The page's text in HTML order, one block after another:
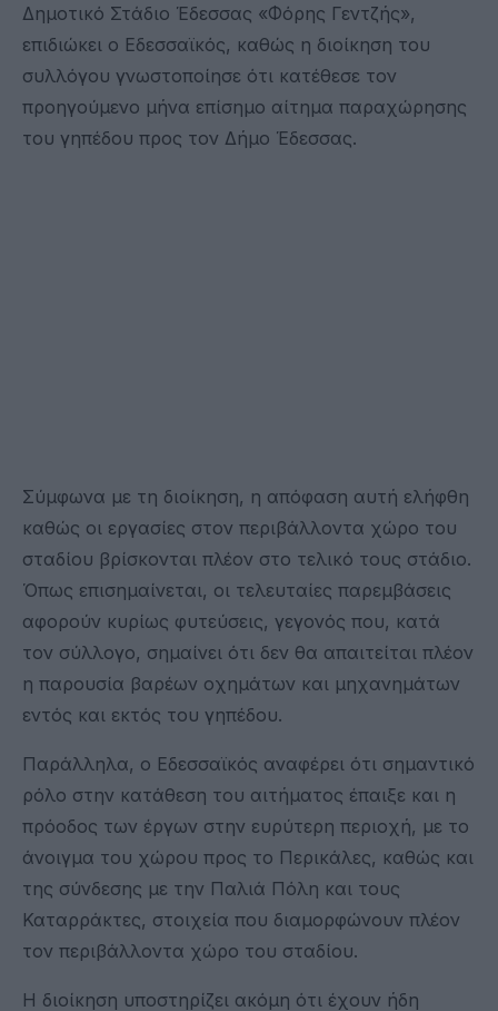
Δημοτικό Στάδιο Έδεσσας «Φόρης Γεντζής»,
επιδιώκει ο Εδεσσαϊκός, καθώς η διοίκηση του
συλλόγου γνωστοποίησε ότι κατέθεσε τον
προηγούμενο μήνα επίσημο αίτημα παραχώρησης
του γηπέδου προς τον Δήμο Έδεσσας.
Σύμφωνα με τη διοίκηση, η απόφαση αυτή ελήφθη
καθώς οι εργασίες στον περιβάλλοντα χώρο του
σταδίου βρίσκονται πλέον στο τελικό τους στάδιο.
Όπως επισημαίνεται, οι τελευταίες παρεμβάσεις
αφορούν κυρίως φυτεύσεις, γεγονός που, κατά
τον σύλλογο, σημαίνει ότι δεν θα απαιτείται πλέον
η παρουσία βαρέων οχημάτων και μηχανημάτων
εντός και εκτός του γηπέδου.
Παράλληλα, ο Εδεσσαϊκός αναφέρει ότι σημαντικό
ρόλο στην κατάθεση του αιτήματος έπαιξε και η
πρόοδος των έργων στην ευρύτερη περιοχή, με το
άνοιγμα του χώρου προς το Περικάλες, καθώς και
της σύνδεσης με την Παλιά Πόλη και τους
Καταρράκτες, στοιχεία που διαμορφώνουν πλέον
τον περιβάλλοντα χώρο του σταδίου.
Η διοίκηση υποστηρίζει ακόμη ότι έχουν ήδη